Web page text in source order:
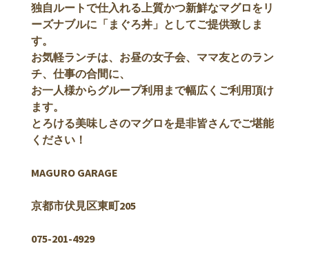
独自ルートで仕入れる上質かつ新鮮なマグロをリ
ーズナブルに「まぐろ丼」としてご提供致しま
す。
お気軽ランチは、お昼の女子会、ママ友とのラン
チ、仕事の合間に、
お一人様からグループ利用まで幅広くご利用頂け
ます。
とろける美味しさのマグロを是非皆さんでご堪能
ください！
MAGURO GARAGE
京都市伏見区東町205
075-201-4929